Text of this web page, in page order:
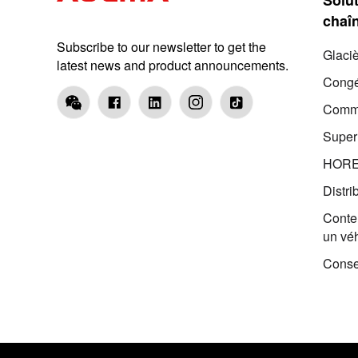
Subscribe to our newsletter to get the
latest news and product announcements.
un